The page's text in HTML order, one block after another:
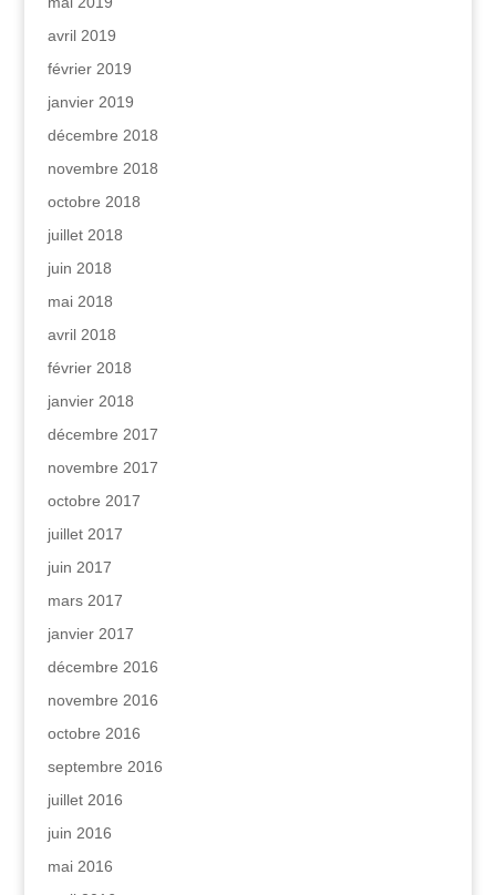
avril 2019
février 2019
janvier 2019
décembre 2018
novembre 2018
octobre 2018
juillet 2018
juin 2018
mai 2018
avril 2018
février 2018
janvier 2018
décembre 2017
novembre 2017
octobre 2017
juillet 2017
juin 2017
mars 2017
janvier 2017
décembre 2016
novembre 2016
octobre 2016
septembre 2016
juillet 2016
juin 2016
mai 2016